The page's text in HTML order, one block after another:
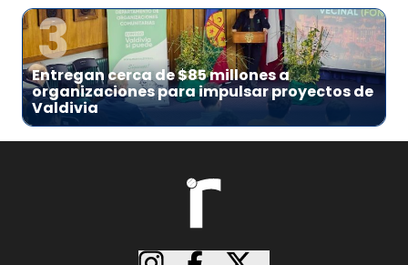
3
Entregan cerca de $85 millones a
organizaciones para impulsar proyectos de
Valdivia